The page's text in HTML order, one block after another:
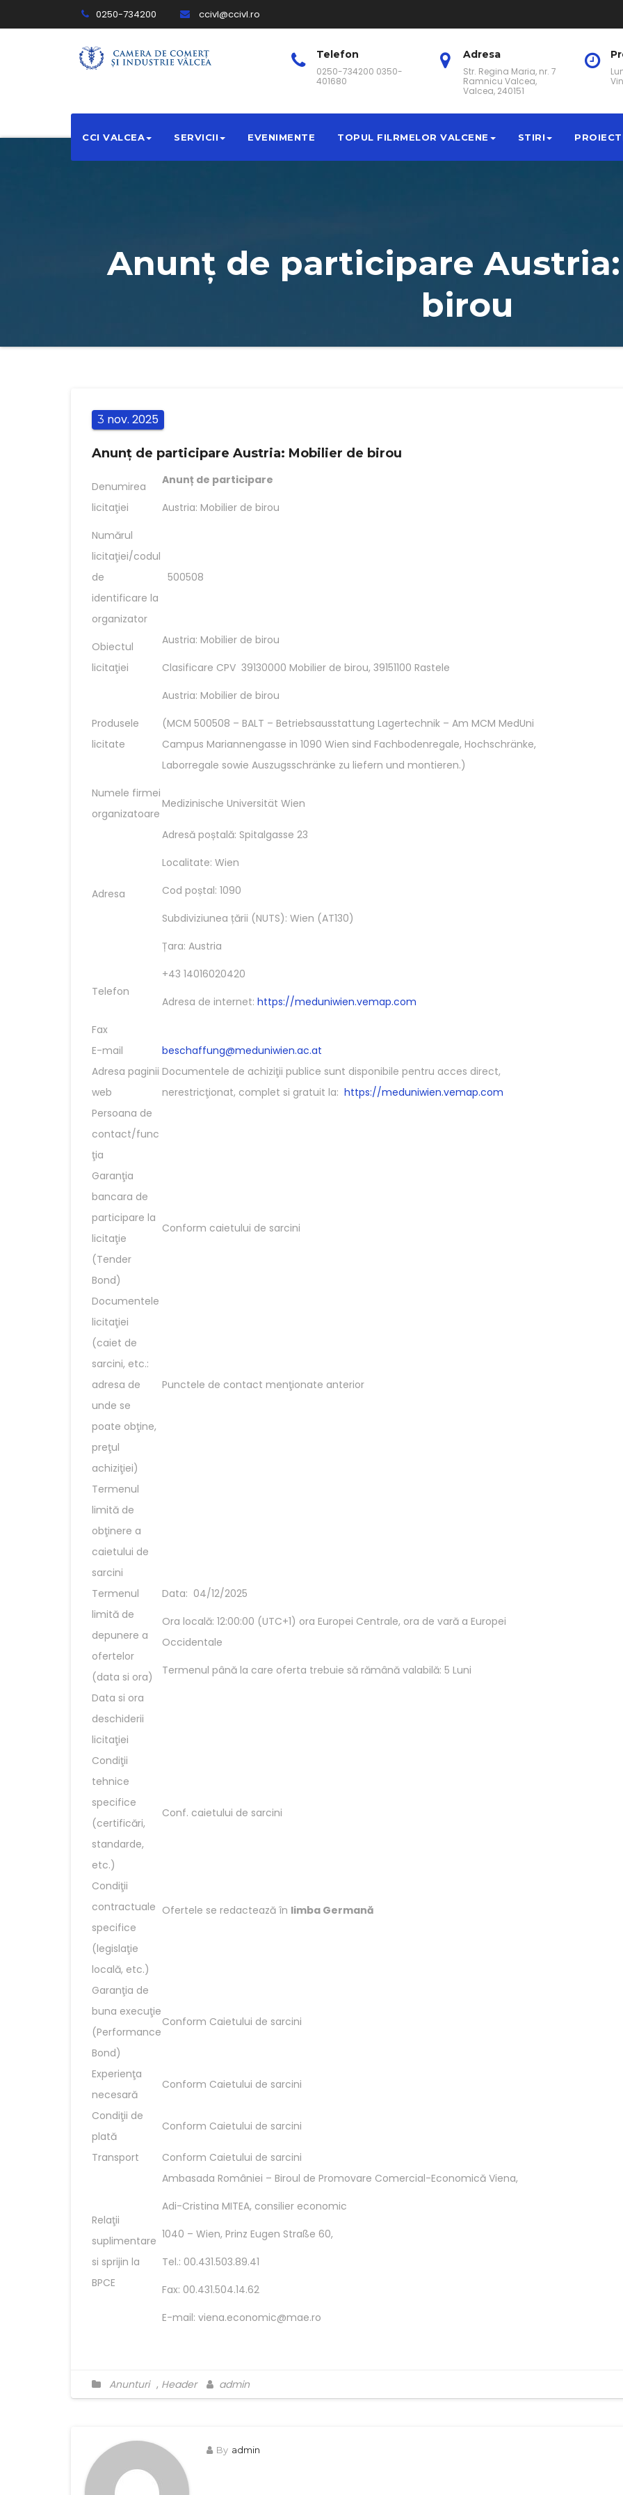
0250-734200 ccivl@ccivl.ro
Telefon
0250-734200 0350-
401680
Adresa
Str. Regina Maria, nr. 7
Ramnicu Valcea,
Valcea, 240151
CCI VALCEA SERVICII EVENIMENTE TOPUL FILRMELOR VALCENE STIRI
Anunț de participare
birou
3 nov. 2025
Anunț de participare Austria: Mobilier de birou
Denumirea
licitaţiei
Anunț de participare
Austria: Mobilier de birou
Numărul
licitaţiei/codul
de
identificare la
organizator
500508
Obiectul
licitaţiei
Austria: Mobilier de birou
Clasificare CPV 39130000 Mobilier de birou, 39151100 Rastele
Produsele
licitate
Austria: Mobilier de birou
(MCM 500508 – BALT – Betriebsausstattung Lagertechnik – Am MCM MedUni
Campus Mariannengasse in 1090 Wien sind Fachbodenregale, Hochschränke,
Laborregale sowie Auszugsschränke zu liefern und montieren.)
Numele firmei
organizatoare
Medizinische Universität Wien
Adresa
Adresă poștală: Spitalgasse 23
Localitate: Wien
Cod poștal: 1090
Subdiviziunea țării (NUTS): Wien (AT130)
Țara: Austria
Telefon
+43 14016020420
Adresa de internet: https://meduniwien.vemap.com
Fax
E-mail
beschaffung@meduniwien.ac.at
Adresa paginii
web
Documentele de achiziţii publice sunt disponibile pentru acces direct,
nerestricţionat, complet si gratuit la: https://meduniwien.vemap.com
Persoana de
contact/func
ţia
Garanţia
bancara de
participare la
licitaţie
(Tender
Bond)
Conform caietului de sarcini
Documentele
licitaţiei
(caiet de
sarcini, etc.:
adresa de
unde se
poate obţine,
preţul
achiziţiei)
Punctele de contact menţionate anterior
Termenul
limită de
obţinere a
caietului de
sarcini
Termenul
limită de
depunere a
ofertelor
(data si ora)
Data: 04/12/2025
Ora locală: 12:00:00 (UTC+1) ora Europei Centrale, ora de vară a Europei
Occidentale
Termenul până la care oferta trebuie să rămână valabilă: 5 Luni
Data si ora
deschiderii
licitaţiei
Condiţii
tehnice
specifice
(certificări,
standarde,
etc.)
Conf. caietului de sarcini
Condiţii
contractuale
specifice
(legislaţie
locală, etc.)
Ofertele se redactează în limba Germană
Garanţia de
buna execuţie
(Performance
Bond)
Conform Caietului de sarcini
Experienţa
necesară
Conform Caietului de sarcini
Condiţii de
plată
Conform Caietului de sarcini
Transport Conform Caietului de sarcini
Relaţii
suplimentare
si sprijin la
BPCE
Ambasada României – Biroul de Promovare Comercial-Economică Viena,
Adi-Cristina MITEA, consilier economic
1040 – Wien, Prinz Eugen Straße 60,
Tel.: 00.431.503.89.41
Fax: 00.431.504.14.62
E-mail: viena.economic@mae.ro
Anunturi , Header admin
By admin